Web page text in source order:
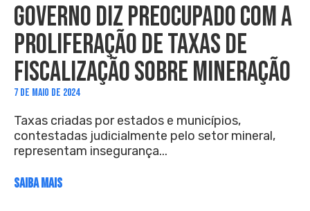
GOVERNO DIZ PREOCUPADO COM A
PROLIFERAÇÃO DE TAXAS DE
FISCALIZAÇÃO SOBRE MINERAÇÃO
7 DE MAIO DE 2024
Taxas criadas por estados e municípios,
contestadas judicialmente pelo setor mineral,
representam insegurança...
SAIBA MAIS